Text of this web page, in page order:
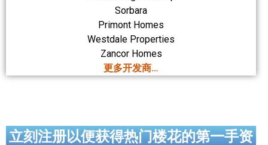
Sorbara
Primont Homes
Westdale Properties
Zancor Homes
更多开发商…
立刻注册以便获得热门楼花的第一手资